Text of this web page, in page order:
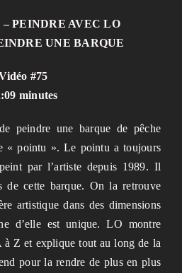
– PEINDRE AVEC LO
UNE BARQUE
#75
minutes
peindre une barque de pêche
« pointu ». Le pointu a toujours
par l’artiste depuis 1989. Il
de cette barque. On la retrouve
artistique dans des dimensions
d’elle est unique. LO montre
à Z et explique tout au long de la
pour la rendre de plus en plus